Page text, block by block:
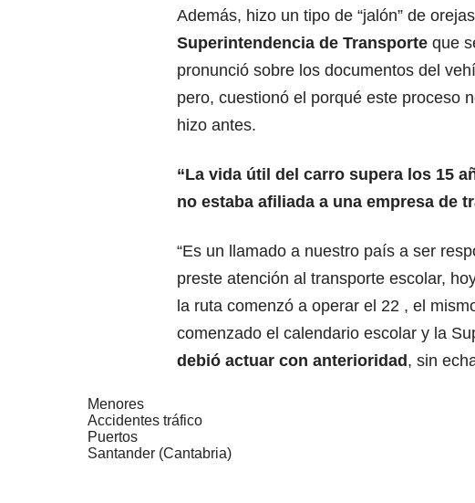
Además, hizo un tipo de “jalón” de
Superintendencia de Transporte que
pronunció sobre los documentos del
pero, cuestionó el porqué este proceso
hizo antes.
“La vida útil del carro supera los 15
no estaba afiliada a una empresa de
“Es un llamado a nuestro país a ser
preste atención al transporte escolar,
la ruta comenzó a operar el 22 , el
comenzado el calendario escolar y la
debió actuar con anterioridad , sin
Menores
Accidentes tráfico
Puertos
Santander (Cantabria)